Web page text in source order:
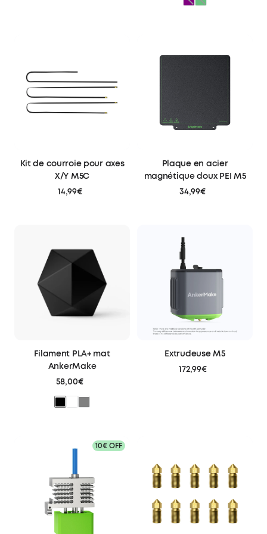
Kit de courroie pour axes
X/Y M5C
14,99€
Plaque en acier
magnétique doux PEI M5
34,99€
Filament PLA+ mat
AnkerMake
58,00€
Extrudeuse M5
172,99€
10€OFF